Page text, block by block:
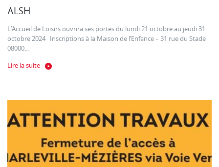
ALSH
L’Accueil de Loisirs ouvrira ses portes du lundi 21 octobre au jeudi 31
octobre 2024 Inscriptions à la Maison de l’Enfance – 31 rue du Stade
08000...
Lire la suite